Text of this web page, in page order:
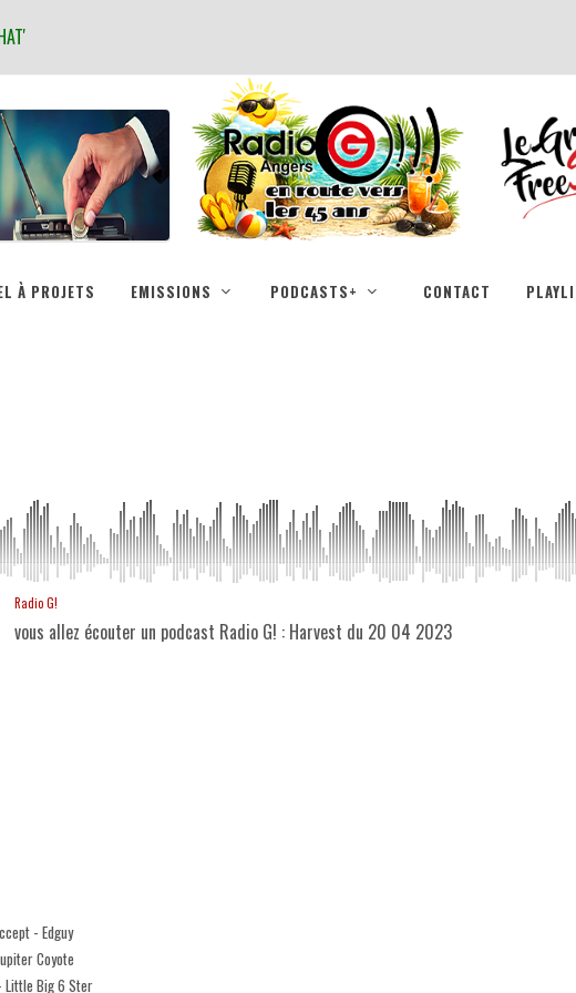
À PROJETS EMISSIONS PODCASTS+ CONTACT
Radio G!
vous allez écouter un podcast Radio G! : Harvest du 20 04 2023
- Edguy
Coyote
Little Big 6 Ster